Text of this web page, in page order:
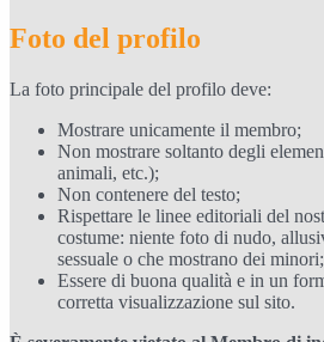
Foto del profilo
La foto principale del profilo deve:
Mostrare unicamente il membro;
Non mostrare soltanto degli
animali, etc.);
Non contenere del testo;
Rispettare le linee editoriali del
costume: niente foto di nudo,
sessuale o che mostrano dei minori;
Essere di buona qualità e in un
corretta visualizzazione sul sito.